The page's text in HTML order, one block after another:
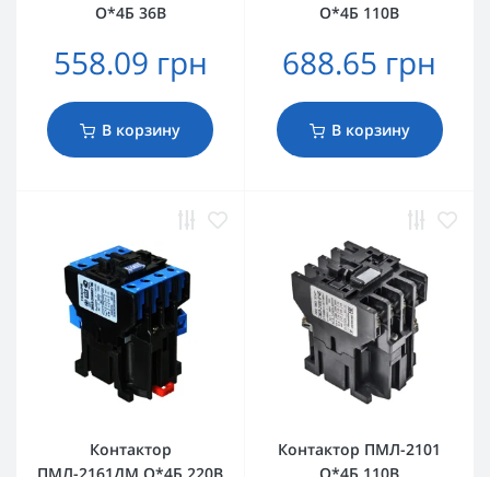
О*4Б 36В
558.09 грн
В корзину
О*4Б 110В
688.65 грн
В корзину
Контактор
Контактор ПМЛ-2101